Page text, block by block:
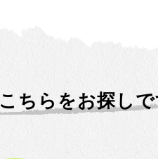
こちらをお探し